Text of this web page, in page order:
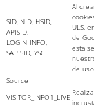
SID, NID, HSID,
APISID,
LOGIN_INFO,
SAPISID, YSC
Al
ULS,
de
esta
de uso
Source
VISITOR_INFO1_LIVE